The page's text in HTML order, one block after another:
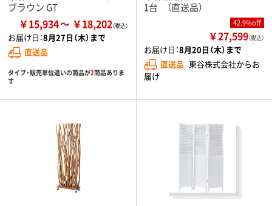
ブラウン GT
￥15,934 ￥18,202
お届け日：8月27日（木）まで
直送品
タイプ・販売単位違いの商品が2商品ありま
す
1台 （直送品）
42.9%off
￥27,599（税込）
お届け日：8月20日（木）まで
直送品 東谷株式会社からお
届け